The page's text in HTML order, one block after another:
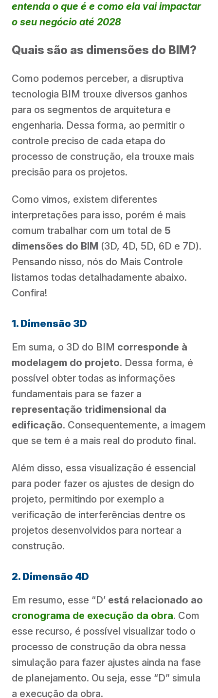
entenda o que é e como ela vai impactar
o seu negócio até 2028
Quais são as dimensões do BIM?
Como podemos perceber, a disruptiva
tecnologia BIM trouxe diversos ganhos
para os segmentos de arquitetura e
engenharia. Dessa forma, ao permitir o
controle preciso de cada etapa do
processo de construção, ela trouxe mais
precisão para os projetos.
Como vimos, existem diferentes
interpretações para isso, porém é mais
comum trabalhar com um total de 5
dimensões do BIM (3D, 4D, 5D, 6D e 7D).
Pensando nisso, nós do Mais Controle
listamos todas detalhadamente abaixo.
Confira!
1. Dimensão 3D
Em suma, o 3D do BIM corresponde à
modelagem do projeto. Dessa forma, é
possível obter todas as informações
fundamentais para se fazer a
representação tridimensional da
edificação. Consequentemente, a imagem
que se tem é a mais real do produto final.
Além disso, essa visualização é essencial
para poder fazer os ajustes de design do
projeto, permitindo por exemplo a
verificação de interferências dentre os
projetos desenvolvidos para nortear a
construção.
2. Dimensão 4D
Em resumo, esse “D’ está relacionado ao
cronograma de execução da obra. Com
esse recurso, é possível visualizar todo o
processo de construção da obra nessa
simulação para fazer ajustes ainda na fase
de planejamento. Ou seja, esse “D” simula
a execução da obra.